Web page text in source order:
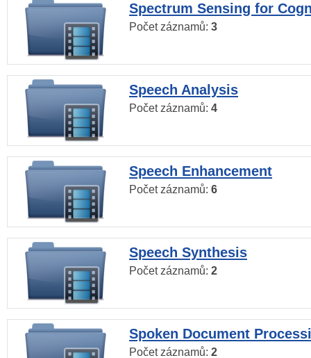
Spectrum Sensing for
Počet záznamů: 3
Speech Analysis
Počet záznamů: 4
Speech Enhancement
Počet záznamů: 6
Speech Synthesis
Počet záznamů: 2
Spoken Document
Počet záznamů: 2